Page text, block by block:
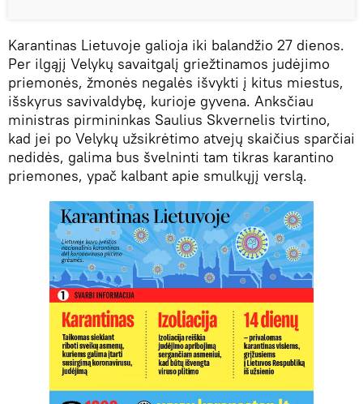
Karantinas Lietuvoje galioja iki balandžio 27 dienos.
Per ilgąjį Velykų savaitgalį griežtinamos judėjimo
priemonės, žmonės negalės išvykti į kitus miestus,
išskyrus savivaldybę, kurioje gyvena. Anksčiau
ministras pirmininkas Saulius Skvernelis tvirtino,
kad jei po Velykų užsikrėtimo atvejų skaičius sparčiai
nedidės, galima bus švelninti tam tikras karantino
priemones, ypač kalbant apie smulkųjį verslą.